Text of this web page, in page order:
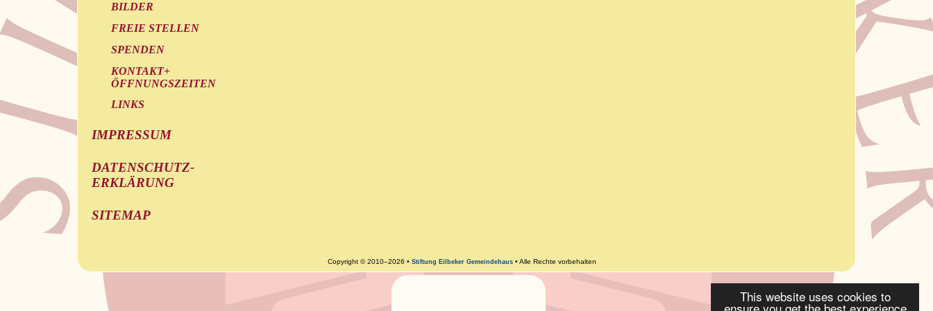
This website uses cookies to
BILDER
FREIE STELLEN
SPENDEN
KONTAKT+
ÖFFNUNGSZEITEN
LINKS
IMPRESSUM
DATENSCHUTZ-
ERKLÄRUNG
SITEMAP
Copyright © 2010–2026 •Stiftung Eilbeker Gemeindehaus • Alle Rechte vorbehalten